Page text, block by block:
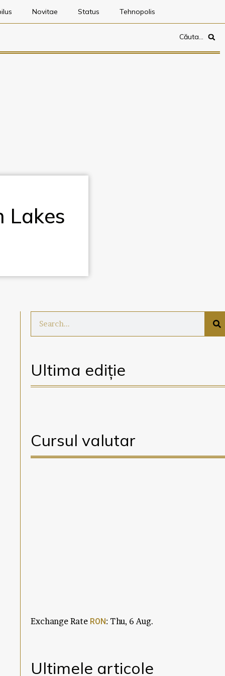
Novitae Status Tehnopolis
Căuta…
Lakes
Ultima ediție
Cursul valutar
Exchange Rate RON: Thu, 6 Aug.
Ultimele articole